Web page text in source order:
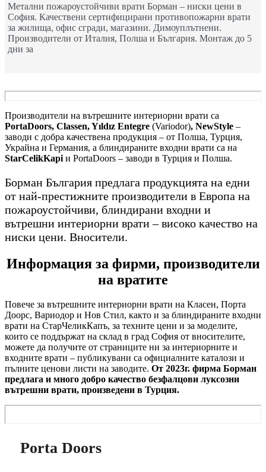
Метални пожароустойчиви врати Борман – ниски цени в
София. Качествени сертифицирани противопожарни врати
за жилища, офис сгради, магазини. Димоуплътнени.
Производители от Италия, Полша и България. Монтаж до 5
дни за
Производители на вътрешните интериорни врати са
PortaDoors, Classen, Yıldız Entegre (Variodor), NewStyle –
заводи с добра качествена продукция – от Полша, Турция,
Украйна и Германия, а блиндираните входни врати са на
StarCelikKapi и PortaDoors – заводи в Турция и Полша.
Борман България предлага продукцията на едни
от най-престижните производители в Европа на
пожароустойчиви, блиндирани входни и
вътрешни интериорни врати – високо качество на
ниски цени. Вносители.
Информация за фирми, производители
на вратите
Повече за вътрешните интериорни врати на Класен, Порта
Доорс, Вариодор и Нов Стил, както и за блиндираните входни
врати на СтарЧеликКапъ, за техните цени и за моделите,
които се поддържат на склад в град София от вносителите,
можете да получите от страниците ни за интериорните и
входните врати – публикувани са официалните каталози и
пълните ценови листи на заводите. От 2023г. фирма Борман
предлага и много добро качество безфалцови луксозни
вътрешни врати, произведени в Турция.
Porta Doors